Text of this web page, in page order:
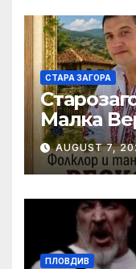
СТАРА ЗАГОРА
Малка
и гости
си събор
AUGUST 7,
ПЛОВДИВ